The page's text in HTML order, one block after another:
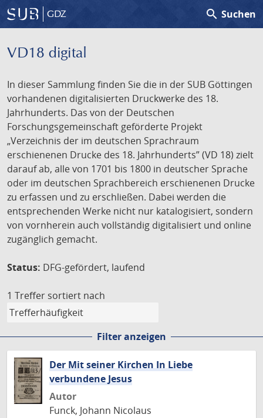
GDZ search Suchen
VD18 digital
In dieser Sammlung finden Sie die in der SUB Göttingen
vorhandenen digitalisierten Druckwerke des 18.
Jahrhunderts. Das von der Deutschen
Forschungsgemeinschaft geförderte Projekt
„Verzeichnis der im deutschen Sprachraum
erschienenen Drucke des 18. Jahrhunderts” (VD 18) zielt
darauf ab, alle von 1701 bis 1800 in deutscher Sprache
oder im deutschen Sprachbereich erschienenen Drucke
zu erfassen und zu erschließen. Dabei werden die
entsprechenden Werke nicht nur katalogisiert, sondern
von vornherein auch vollständig digitalisiert und online
zugänglich gemacht.
Status: DFG-gefördert, laufend
1 Treffer sortiert nach
Filter anzeigen
Der Mit seiner Kirchen In Liebe
verbundene Jesus
Autor
Funck, Johann Nicolaus